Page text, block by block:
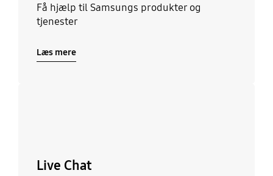
Få hjælp til Samsungs produkter og
tjenester
Læs mere
Live Chat